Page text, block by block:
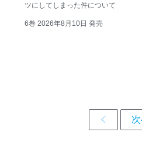
ツにしてしまった件について
6巻 2026年8月10日 発売